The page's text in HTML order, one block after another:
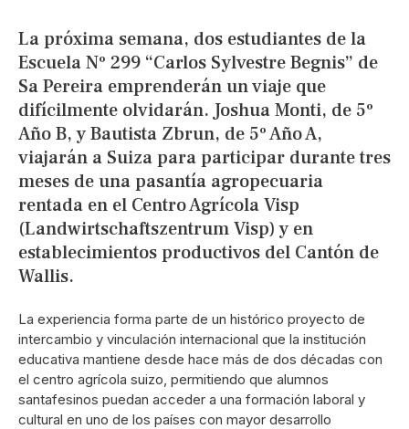
La próxima semana, dos estudiantes de la
Escuela Nº 299 “Carlos Sylvestre Begnis” de
Sa Pereira emprenderán un viaje que
difícilmente olvidarán. Joshua Monti, de 5º
Año B, y Bautista Zbrun, de 5º Año A,
viajarán a Suiza para participar durante tres
meses de una pasantía agropecuaria
rentada en el Centro Agrícola Visp
(Landwirtschaftszentrum Visp) y en
establecimientos productivos del Cantón de
Wallis.
La experiencia forma parte de un histórico proyecto de
intercambio y vinculación internacional que la institución
educativa mantiene desde hace más de dos décadas con
el centro agrícola suizo, permitiendo que alumnos
santafesinos puedan acceder a una formación laboral y
cultural en uno de los países con mayor desarrollo